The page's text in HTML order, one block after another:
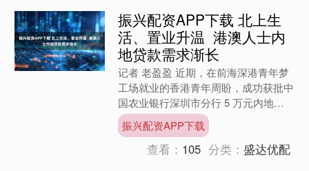
振兴配资APP下载 北上生
活、置业升温 港澳人士内
地贷款需求渐长
记者 老盈盈 近期，在前海深港青年梦
工场就业的香港青年周盼，成功获批中
国农业银行深圳市分行 5 万元内地消
费贷款，这是他从香港至深圳工作近 5
年来，首次获得内....
振兴配资APP下载
查看： 105 分类：盛达优配